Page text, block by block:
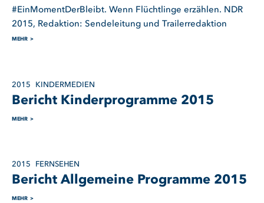
#EinMomentDerBleibt. Wenn Flüchtlinge erzählen. NDR
2015, Redaktion: Sendeleitung und Trailerredaktion
MEHR
2015 KINDERMEDIEN
Bericht Kinderprogramme 2015
MEHR
2015 FERNSEHEN
Bericht Allgemeine Programme 2015
MEHR